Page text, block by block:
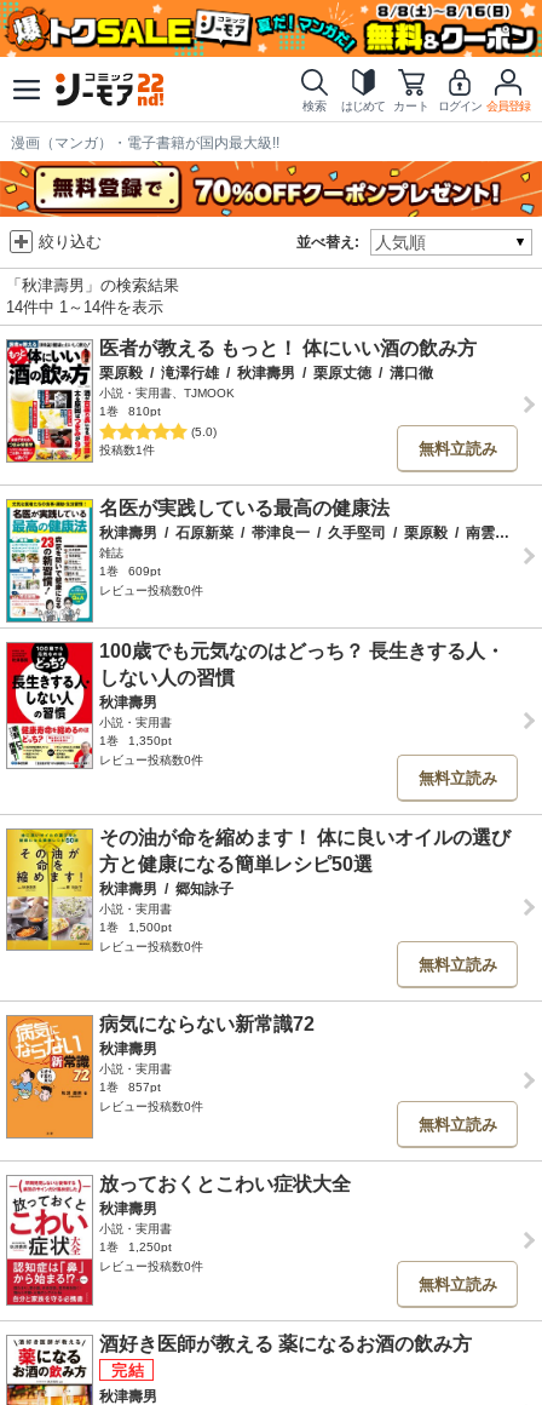
検索 はじめて カート ログイン 会員登録
漫画（マンガ）・電子書籍が国内最大級!!
並べ替え:
絞り込む
「秋津壽男」の検索結果
14件中 1～14件を表示
医者が教える もっと！ 体にいい酒の飲み方
栗原毅 / 滝澤行雄 / 秋津壽男 / 栗原丈徳 / 溝口徹
小説・実用書、TJMOOK
1巻
810pt
(5.0)
投稿数1件
無料立読み
名医が実践している最高の健康法
秋津壽男 / 石原新菜 / 帯津良一 / 久手堅司 / 栗原毅 / 南雲吉則
雑誌
1巻
609pt
レビュー投稿数0件
100歳でも元気なのはどっち？ 長生きする人・
しない人の習慣
秋津壽男
小説・実用書
1巻
1,350pt
レビュー投稿数0件
無料立読み
その油が命を縮めます！ 体に良いオイルの選び
方と健康になる簡単レシピ50選
秋津壽男 / 郷知詠子
小説・実用書
1巻
1,500pt
レビュー投稿数0件
無料立読み
病気にならない新常識72
秋津壽男
小説・実用書
1巻
857pt
レビュー投稿数0件
無料立読み
放っておくとこわい症状大全
秋津壽男
小説・実用書
1巻
1,250pt
レビュー投稿数0件
無料立読み
酒好き医師が教える 薬になるお酒の飲み方
秋津壽男